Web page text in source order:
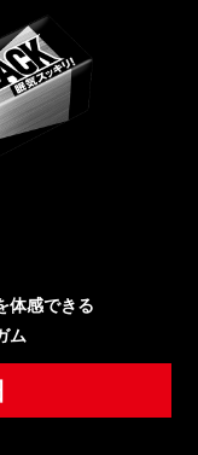
体感できる
ム